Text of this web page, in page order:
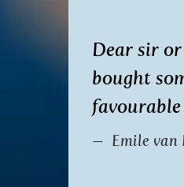
Dear sir
bought
Emile van